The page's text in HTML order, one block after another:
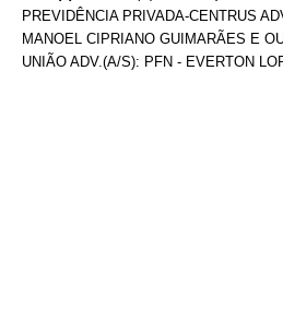
PREVIDÊNCIA PRIVADA-CENTRUS
MANOEL CIPRIANO GUIMARÃES E
UNIÃO ADV.(A/S): PFN - EVERTON